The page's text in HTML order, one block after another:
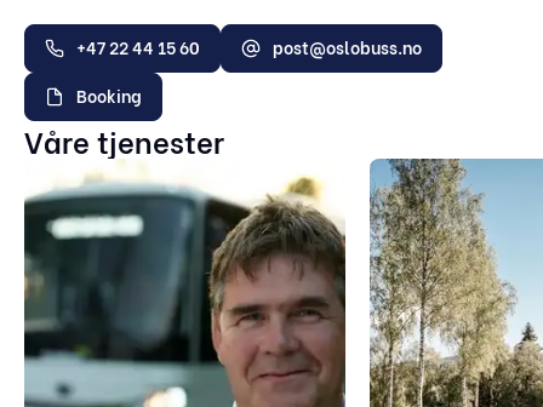
+47 22 44 15 60
post@oslobuss.no
Booking
Våre tjenester